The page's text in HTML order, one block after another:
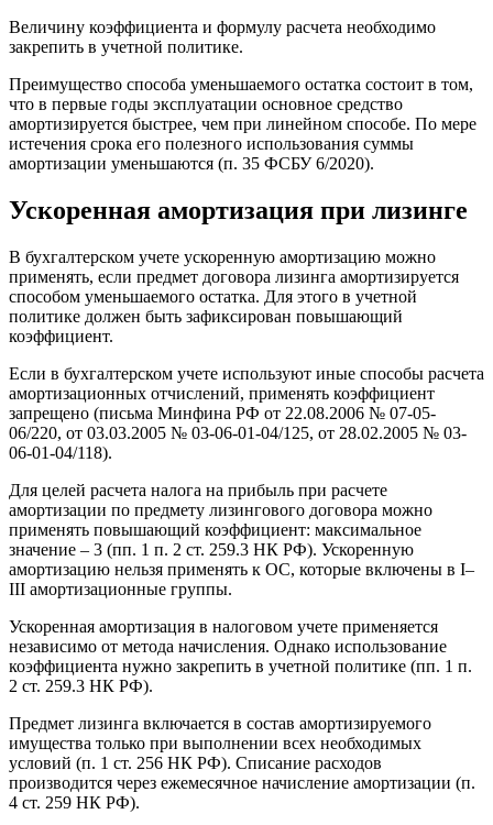
Величину коэффициента и формулу расчета необходимо
закрепить в учетной политике.
Преимущество способа уменьшаемого остатка состоит в том,
что в первые годы эксплуатации основное средство
амортизируется быстрее, чем при линейном способе. По мере
истечения срока его полезного использования суммы
амортизации уменьшаются (п. 35 ФСБУ 6/2020).
Ускоренная амортизация при лизинге
В бухгалтерском учете ускоренную амортизацию можно
применять, если предмет договора лизинга амортизируется
способом уменьшаемого остатка. Для этого в учетной
политике должен быть зафиксирован повышающий
коэффициент.
Если в бухгалтерском учете используют иные способы расчета
амортизационных отчислений, применять коэффициент
запрещено (письма Минфина РФ от 22.08.2006 № 07-05-
06/220, от 03.03.2005 № 03-06-01-04/125, от 28.02.2005 № 03-
06-01-04/118).
Для целей расчета налога на прибыль при расчете
амортизации по предмету лизингового договора можно
применять повышающий коэффициент: максимальное
значение – 3 (пп. 1 п. 2 ст. 259.3 НК РФ). Ускоренную
амортизацию нельзя применять к ОС, которые включены в I–
III амортизационные группы.
Ускоренная амортизация в налоговом учете применяется
независимо от метода начисления. Однако использование
коэффициента нужно закрепить в учетной политике (пп. 1 п.
2 ст. 259.3 НК РФ).
Предмет лизинга включается в состав амортизируемого
имущества только при выполнении всех необходимых
условий (п. 1 ст. 256 НК РФ). Списание расходов
производится через ежемесячное начисление амортизации (п.
4 ст. 259 НК РФ).